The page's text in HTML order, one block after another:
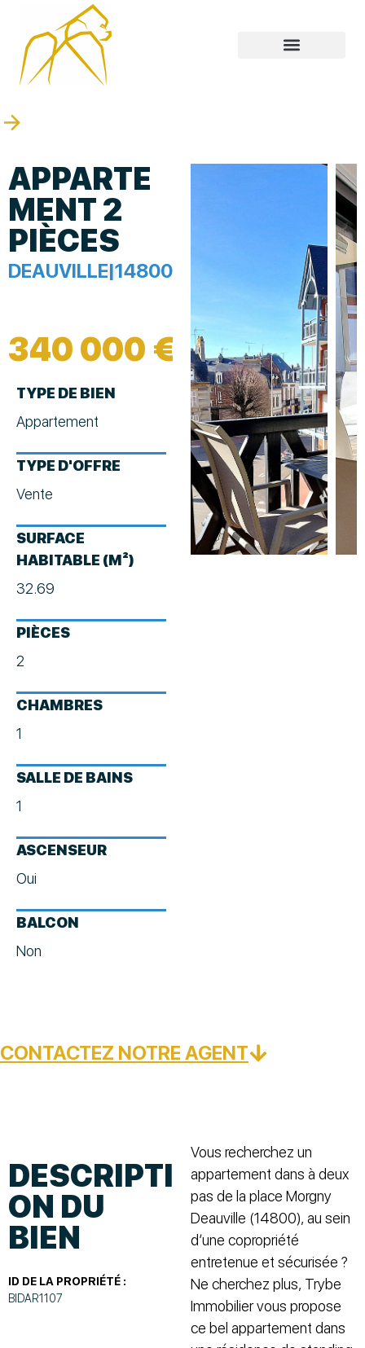
APPARTE
MENT 2
PIÈCES
DEAUVILLE|14800
340 000 €
TYPE DE BIEN
Appartement
TYPE D'OFFRE
Vente
SURFACE
HABITABLE (M²)
32.69
PIÈCES
2
CHAMBRES
1
SALLE DE BAINS
1
ASCENSEUR
Oui
BALCON
Non
CONTACTEZ NOTRE AGENT
DESCRIPTI
ON DU
BIEN
ID DE LA PROPRIÉTÉ :
BIDAR1107
Vous recherchez un
appartement dans à deux
pas de la place Morgny
Deauville (14800), au sein
d’une copropriété
entretenue et sécurisée ?
Ne cherchez plus, Trybe
Immobilier vous propose
ce bel appartement dans